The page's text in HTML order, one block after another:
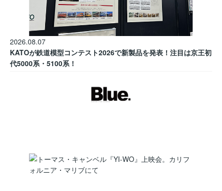
2026.08.07
KATOが鉄道模型コンテスト2026で新製品を発表！注目は京王初
代5000系・5100系！